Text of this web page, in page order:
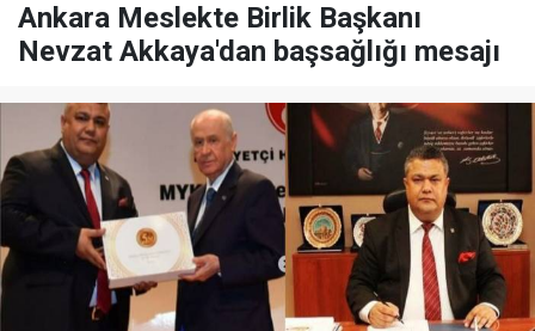
Ankara Meslekte Birlik Başkanı
Nevzat Akkaya'dan başsağlığı mesajı